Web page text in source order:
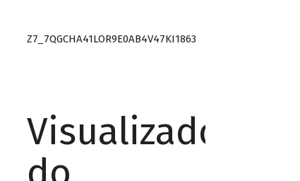
Z7_7QGCHA41LOR9E0AB4V47KI1863
Visualizador